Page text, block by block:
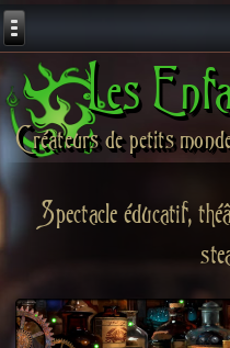
Les
Créateurs de petits
Spectacle éducatif,